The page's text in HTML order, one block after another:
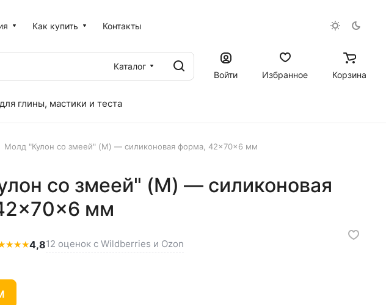
Как купить Контакты
Каталог
Войти
Избранное Корзина
глины, мастики и теста
Молд "Кулон со змеей" (M) — силиконовая форма, 42×70×6 мм
со змеей" (M) — силиконовая
мм
★★★4,812 оценок с Wildberries и Ozon